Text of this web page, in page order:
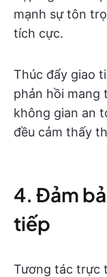
mạnh sự tôn
tích cực.
Thúc đẩy giao
phản hồi mang
không gian an
đều cảm thấy
4. Đảm
tiếp
Tương tác trực